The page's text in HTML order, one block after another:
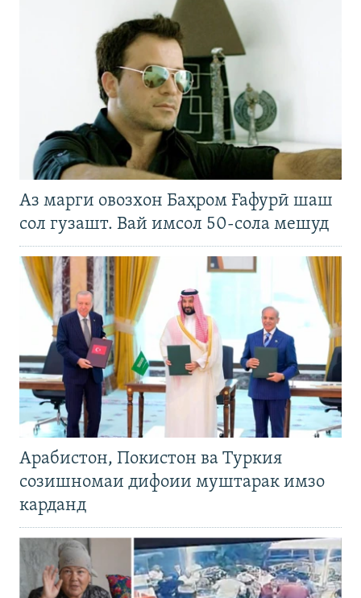
Аз марги овозхон Баҳром Ғафурӣ шаш
сол гузашт. Вай имсол 50-сола мешуд
Арабистон, Покистон ва Туркия
созишномаи дифоии муштарак имзо
карданд